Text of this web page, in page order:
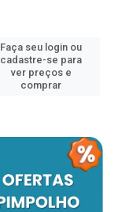
Faça seu login ou
cadastre-se para
ver preços e
comprar